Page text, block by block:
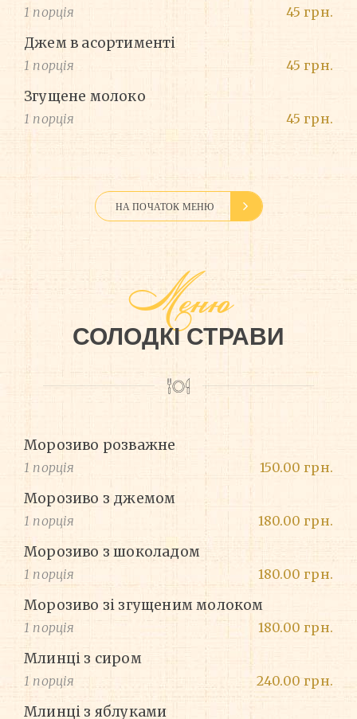
1 порція 45 грн.
Джем в асортименті
1 порція 45 грн.
Згущене молоко
1 порція 45 грн.
НА ПОЧАТОК МЕНЮ
Меню
СОЛОДКІ СТРАВИ
Морозиво розважне
1 порція 150.00 грн.
Морозиво з джемом
1 порція 180.00 грн.
Морозиво з шоколадом
1 порція 180.00 грн.
Морозиво зі згущеним молоком
1 порція 180.00 грн.
Млинці з сиром
1 порція 240.00 грн.
Млинці з яблуками